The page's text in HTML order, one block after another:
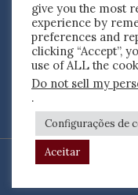
periódico, escreva
Conheça omodo
índices
ISSN 2764-
give you the most
experience by
preferences and
clicking “Accept”,
use of ALL the
Do not sell my
.
Configurações de
Aceitar